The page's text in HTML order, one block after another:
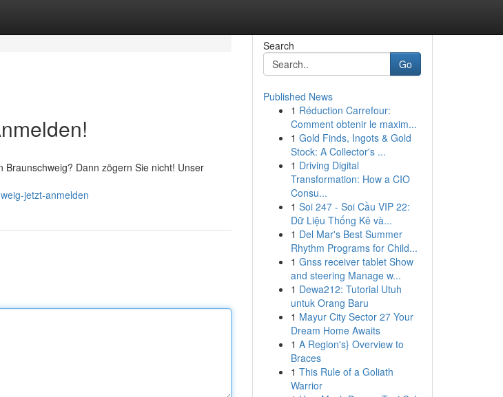
Dann zögern Sie nicht! Unser
jetzt-anmelden
Search
Go
Published News
1 Réduction Carrefour:
Comment obtenir le maxim...
1 Gold Finds, Ingots & Gold
Stock: A Collector's ...
1 Driving Digital
Transformation: How a CIO
Consu...
1 Soi 247 - Soi Cầu VIP 22:
Dữ Liệu Thống Kê và...
1 Del Mar's Best Summer
Rhythm Programs for Child...
1 Gnss receiver tablet Show
and steering Manage w...
1 Dewa212: Tutorial Utuh
untuk Orang Baru
1 Mayur City Sector 27 Your
Dream Home Awaits
1 A Region's} Overview to
Braces
1 This Rule of a Goliath
Warrior